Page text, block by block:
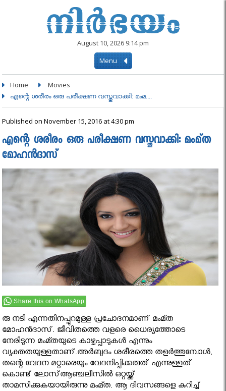
August 10, 2026 9:14 pm
Menu
Home Movies
എന്റെ ശരീരം ഒരു പരീക്ഷണ വസ്തുവാക്കി: മംമ....
Published on November 15, 2016 at 4:30 pm
എന്റെ ശരീരം ഒരു പരീക്ഷണ വസ്തുവാക്കി: മംമ്ത
മോഹന്‍ദാസ്
Share this on WhatsApp
രു നടി എന്നതിനപ്പുറമുള്ള പ്രചോദനമാണ് മംമ്ത
മോഹന്‍ദാസ്. ജീവിതത്തെ വളരെ ധൈര്യത്തോടെ
നേരിടുന്ന മംമ്തയുടെ കാഴ്ചപ്പാടുകള്‍ എന്നും
വ്യക്തതയുള്ളതാണ്.അര്‍ബുദം ശരീരത്തെ തളര്‍ത്തുമ്പോള്‍,
തന്റെ വേദന മറ്റാരെയും വേദനിപ്പിക്കരുത് എന്നുള്ളത്
കൊണ്ട് ലോസ്ആഞ്ചലീസില്‍ ഒറ്റയ്ക്ക്
താമസിക്കുകയായിരുന്നു മംമ്ത. ആ ദിവസങ്ങളെ കുറിച്ച്